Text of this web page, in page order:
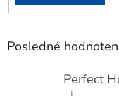
Posledné